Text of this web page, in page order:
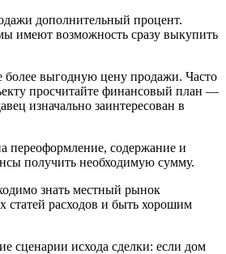
дополнительный процент.
имеют возможность сразу выкупить
более выгодную цену продажи. Часто
просчитайте финансовый план —
изначально заинтересован в
переоформление, содержание и
получить необходимую сумму.
знать местный рынок
статей расходов и быть хорошим
сценарии исхода сделки: если дом